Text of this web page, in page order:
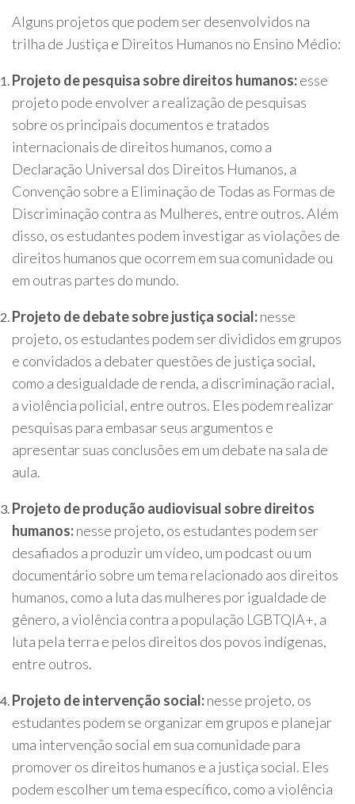
Alguns projetos que podem ser desenvolvidos na
trilha de Justiça e Direitos Humanos no Ensino Médio:
Projeto de pesquisa sobre direitos humanos:esse
projeto pode envolver a realização de pesquisas
sobre os principais documentos e tratados
internacionais de direitos humanos, como a
Declaração Universal dos Direitos Humanos, a
Convenção sobre a Eliminação de Todas as Formas de
Discriminação contra as Mulheres, entre outros. Além
disso, os estudantes podem investigar as violações de
direitos humanos que ocorrem em sua comunidade ou
em outras partes do mundo.
Projeto de debate sobre justiça social:nesse
projeto, os estudantes podem ser divididos em grupos
e convidados a debater questões de justiça social,
como a desigualdade de renda, a discriminação racial,
a violência policial, entre outros. Eles podem realizar
pesquisas para embasar seus argumentos e
apresentar suas conclusões em um debate na sala de
aula.
Projeto de produção audiovisual sobre direitos
humanos:nesse projeto, os estudantes podem ser
desafiados a produzir um vídeo, um podcast ou um
documentário sobre um tema relacionado aos direitos
humanos, como a luta das mulheres por igualdade de
gênero, a violência contra a população LGBTQIA+, a
luta pela terra e pelos direitos dos povos indígenas,
entre outros.
Projeto de intervenção social:nesse projeto, os
estudantes podem se organizar em grupos e planejar
uma intervenção social em sua comunidade para
promover os direitos humanos e a justiça social. Eles
podem escolher um tema específico, como a violência